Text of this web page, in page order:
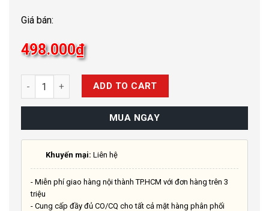
Giá bán:
498.000₫
Quantity ADD TO CART
MUA NGAY
Khuyến mại: Liên hệ
- Miễn phí giao hàng nội thành TP.HCM với đơn hàng trên 3
triệu
- Cung cấp đầy đủ CO/CQ cho tất cả mặt hàng phân phối